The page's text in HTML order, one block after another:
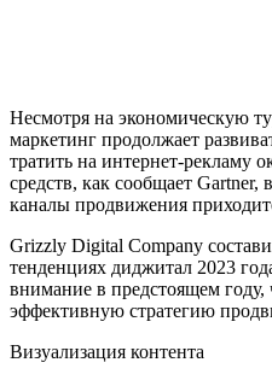
Несмотря на экономическую
маркетинг продолжает
тратить на интернет-рекламу
средств, как сообщает Gartner,
каналы продвижения
Grizzly Digital Company
тенденциях диджитал 2023
внимание в предстоящем году,
эффективную стратегию
Визуализация контента